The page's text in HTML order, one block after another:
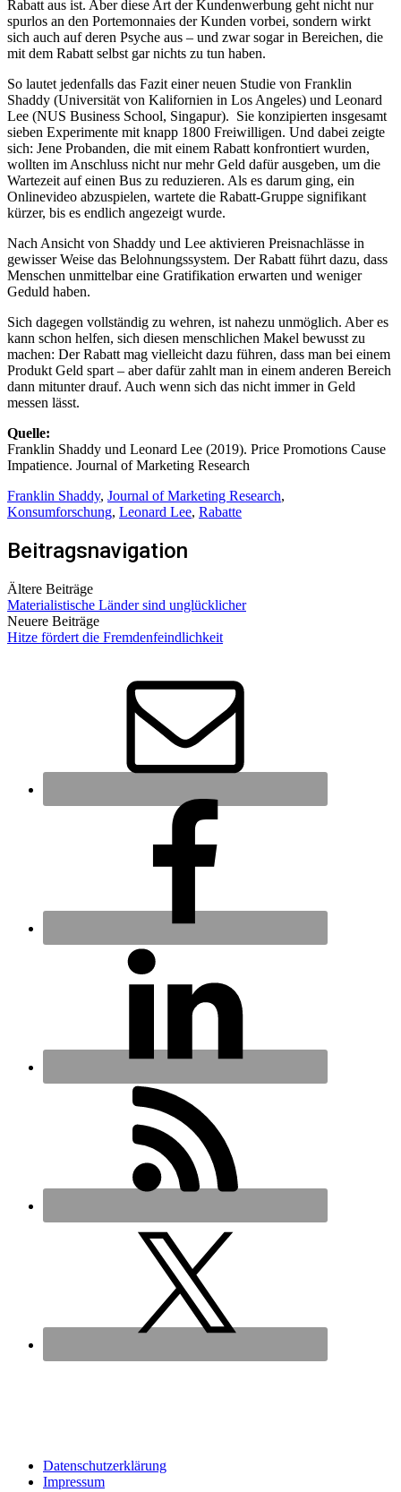
Rabatt aus ist. Aber diese Art der Kundenwerbung geht nicht nur
spurlos an den Portemonnaies der Kunden vorbei, sondern wirkt
sich auch auf deren Psyche aus – und zwar sogar in Bereichen, die
mit dem Rabatt selbst gar nichts zu tun haben.
So lautet jedenfalls das Fazit einer neuen Studie von Franklin
Shaddy (Universität von Kalifornien in Los Angeles) und Leonard
Lee (NUS Business School, Singapur). Sie konzipierten insgesamt
sieben Experimente mit knapp 1800 Freiwilligen. Und dabei zeigte
sich: Jene Probanden, die mit einem Rabatt konfrontiert wurden,
wollten im Anschluss nicht nur mehr Geld dafür ausgeben, um die
Wartezeit auf einen Bus zu reduzieren. Als es darum ging, ein
Onlinevideo abzuspielen, wartete die Rabatt-Gruppe signifikant
kürzer, bis es endlich angezeigt wurde.
Nach Ansicht von Shaddy und Lee aktivieren Preisnachlässe in
gewisser Weise das Belohnungssystem. Der Rabatt führt dazu, dass
Menschen unmittelbar eine Gratifikation erwarten und weniger
Geduld haben.
Sich dagegen vollständig zu wehren, ist nahezu unmöglich. Aber es
kann schon helfen, sich diesen menschlichen Makel bewusst zu
machen: Der Rabatt mag vielleicht dazu führen, dass man bei einem
Produkt Geld spart – aber dafür zahlt man in einem anderen Bereich
dann mitunter drauf. Auch wenn sich das nicht immer in Geld
messen lässt.
Quelle:
Franklin Shaddy und Leonard Lee (2019). Price Promotions Cause
Impatience. Journal of Marketing Research
Franklin Shaddy, Journal of Marketing Research,
Konsumforschung, Leonard Lee, Rabatte
Beitragsnavigation
Ältere Beiträge
Materialistische Länder sind unglücklicher
Neuere Beiträge
Hitze fördert die Fremdenfeindlichkeit
Datenschutz­erklärung
Impressum